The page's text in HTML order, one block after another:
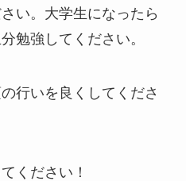
い。大学生になったら
勉強してください。
行いを良くしてくださ
ください！